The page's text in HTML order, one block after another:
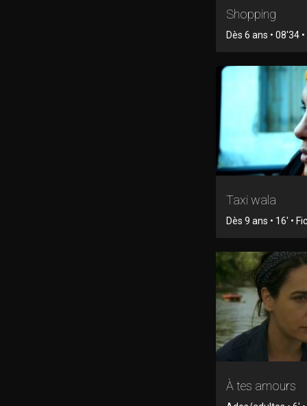
Shopping
Dès 6 ans • 08'34
Taxi wala
Dès 9 ans • 16' •
À tes amours